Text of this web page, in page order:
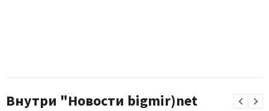
Внутри "Новости bigmir)net